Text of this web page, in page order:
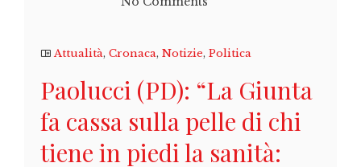
Attualità, Cronaca, Notizie, Politica
Paolucci (PD): “La Giunta
fa cassa sulla pelle di chi
tiene in piedi la sanità: